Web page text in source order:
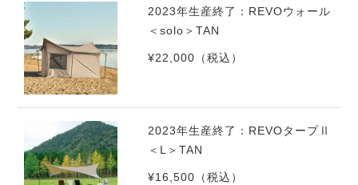
2023年生産終了：REVOウォール
＜solo＞TAN
¥22,000 （税込）
2023年生産終了：REVOタープⅡ
＜L＞TAN
¥16,500 （税込）